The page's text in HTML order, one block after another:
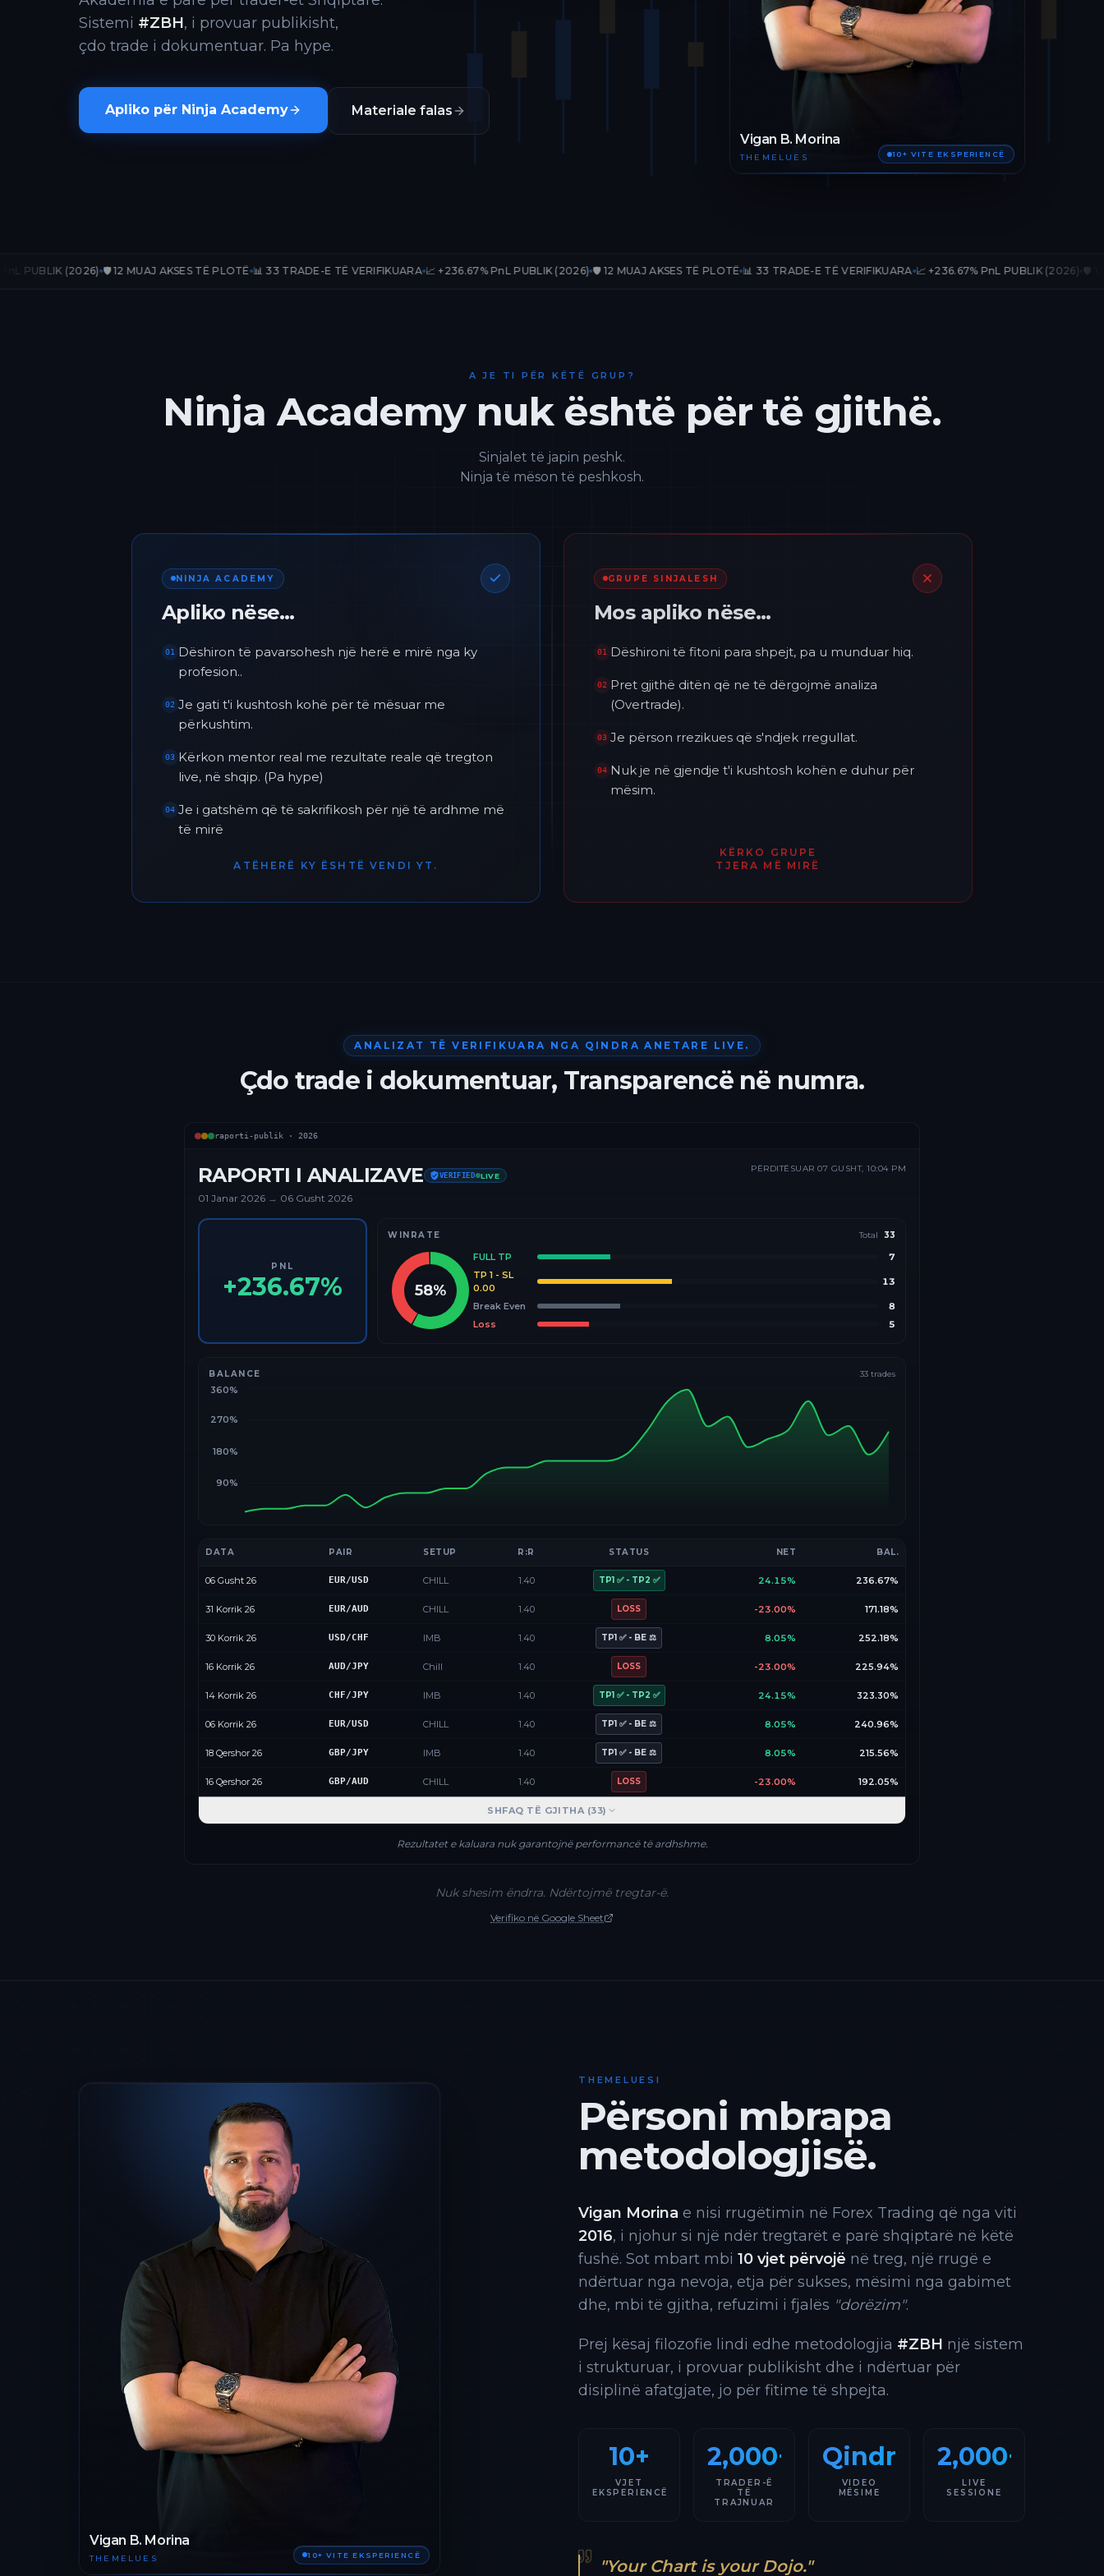
Vigan B. Morina
THEMELUES 10+ VITE EKSPERIENCË
Sistemi #ZBH, i provuar publikisht,
çdo trade i dokumentuar. Pa hype.
Apliko për Ninja Academy Materiale falas
🛡️ 12 MUAJ AKSES TË PLOTË 📊 33 TRADE-E TË VERIFIKUARA 📈 +236.67% PnL PUBLIK (2026) 🛡️ 12 MUAJ AKSES TË PLOTË 📊 33 TRADE-E TË VERIFIKUARA 📈 +236.67% PnL PUBLIK (2026) 🛡️ 12 MUAJ AKSES
A JE TI PËR KËTË GRUP?
Ninja Academy nuk është për të gjithë.
Sinjalet të japin peshk.
Ninja të mëson të peshkosh.
GRUPE SINJALESH
Mos apliko nëse…
01 Dëshironi të fitoni para shpejt, pa u munduar hiq.
02 Pret gjithë ditën që ne të dërgojmë analiza
(Overtrade).
03 Je përson rrezikues që s'ndjek rregullat.
04 Nuk je në gjendje t'i kushtosh kohën e duhur për
mësim.
KËRKO GRUPE
TJERA MË MIRË
NINJA ACADEMY
Apliko nëse…
01
Dëshiron të pavarsohesh një herë e mirë nga ky
profesion..
02 Je gati t'i kushtosh kohë për të mësuar me
përkushtim.
03 Kërkon mentor real me rezultate reale që tregton
live, në shqip. (Pa hype)
04 Je i gatshëm që të sakrifikosh për një të ardhme më
të mirë
ATËHERË KY ËSHTË VENDI YT.
ANALIZAT TË VERIFIKUARA NGA QINDRA ANETARE LIVE.
Çdo trade i dokumentuar, Transparencë në numra.
raporti-publik · 2026
RAPORTI I ANALIZAVE VERIFIED LIVE
01 Janar 2026 → 06 Gusht 2026
PËRDITËSUAR 07 GUSHT, 10:04 PM
PNL
+236.67%
WINRATE Total 33
58%
FULL TP
7
TP 1 - SL
0.00
13
Break Even
8
Loss
5
BALANCE 33 trades
90%
180%
270%
360%
DATA PAIR SETUP R:R STATUS NET BAL.
06 Gusht 26 EUR/USD CHILL 1.40 TP1 ✅ - TP2 ✅ 24.15% 236.67%
31 Korrik 26 EUR/AUD CHILL 1.40 LOSS -23.00% 171.18%
30 Korrik 26 USD/CHF IMB 1.40 TP1 ✅ - BE ⚖️ 8.05% 252.18%
16 Korrik 26 AUD/JPY Chill 1.40 LOSS -23.00% 225.94%
14 Korrik 26 CHF/JPY IMB 1.40 TP1 ✅ - TP2 ✅ 24.15% 323.30%
06 Korrik 26 EUR/USD CHILL 1.40 TP1 ✅ - BE ⚖️ 8.05% 240.96%
18 Qershor 26 GBP/JPY IMB 1.40 TP1 ✅ - BE ⚖️ 8.05% 215.56%
16 Qershor 26 GBP/AUD CHILL 1.40 LOSS -23.00% 192.05%
SHFAQ TË GJITHA (33)
Rezultatet e kaluara nuk garantojnë performancë të ardhshme.
Nuk shesim ëndrra. Ndërtojmë tregtar-ë.
Verifiko në Google Sheet
Vigan B. Morina
THEMELUES 10+ VITE EKSPERIENCË
THEMELUESI
Përsoni mbrapa
metodologjisë.
Vigan Morina e nisi rrugëtimin në Forex Trading që nga viti
2016, i njohur si një ndër tregtarët e parë shqiptarë në këtë
fushë. Sot mbart mbi 10 vjet përvojë në treg, një rrugë e
ndërtuar nga nevoja, etja për sukses, mësimi nga gabimet
dhe, mbi të gjitha, refuzimi i fjalës "dorëzim".
Prej kësaj filozofie lindi edhe metodologjia #ZBH një sistem
i strukturuar, i provuar publikisht dhe i ndërtuar për
disiplinë afatgjate, jo për fitime të shpejta.
10+
VJET
EKSPERIENCË
2,000+
TRADER-Ë
TË
TRAJNUAR
Qindra
VIDEO
MËSIME
2,000+
LIVE
SESSIONE
"Your Chart is your Dojo."